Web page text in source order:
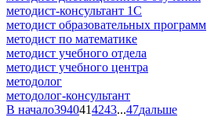
методист-консультант 1С
методист образовательных программ
методист по математике
методист учебного отдела
методист учебного центра
методолог
методолог-консультант
В начало3940414243...47дальше